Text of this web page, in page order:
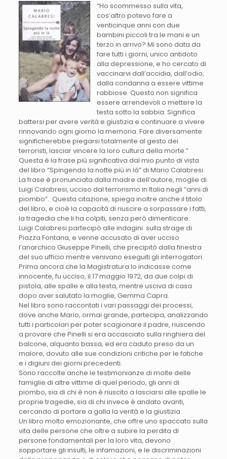
“Ho scommesso sulla vita,
cos’altro potevo fare a
venticinque anni con due
bambini piccoli tra le mani e un
terzo in arrivo? Mi sono data da
fare tutti i giorni, unico antidoto
alla depressione, e ho cercato di
vaccinarvi dall’accidia, dall’odio,
dalla condanna a essere vittime
rabbiose. Questo non significa
essere arrendevoli o mettere la
testa sotto la sabbia. Significa
battersi per avere verità e giustizia e continuare a vivere
rinnovando ogni giorno la memoria. Fare diversamente
significherebbe piegarsi totalmente al gesto dei
terroristi, lasciar vincere la loro cultura della morte.”
Questa è la frase più significativa dal mio punto di vista
del libro “Spingendo la notte più in là” di Mario Calabresi.
La frase è pronunciata dalla madre dell’autore, moglie di
Luigi Calabresi, ucciso dal terrorismo in Italia negli “anni di
piombo”. Questa citazione, spiega inoltre anche il titolo
del libro, e cioè la capacità di riuscire a sorpassare i fatti,
la tragedia che li ha colpiti, senza però dimenticare.
Luigi Calabresi partecipò alle indagini sulla strage di
Piazza Fontana, e venne accusato di aver ucciso
l’anarchico Giuseppe Pinelli, che precipitò dalla finestra
del suo ufficio mentre venivano eseguiti gli interrogatori.
Prima ancora che la Magistratura lo indicasse come
innocente, fu ucciso, il 17 maggio 1972, da due colpi di
pistola, alle spalle e alla testa, mentre usciva di casa
dopo aver salutato la moglie, Gemma Capra.
Nel libro sono raccontati i vari passaggi dei processi,
dove anche Mario, ormai grande, partecipa, analizzando
tutti i particolari per poter scagionare il padre, riuscendo
a provare che Pinelli si era accasciato sulla ringhiera del
balcone, alquanto bassa, ed era caduto preso da un
malore, dovuto alle sue condizioni critiche per le fatiche
e i digiuni dei giorni precedenti.
Sono raccolte anche le testimonianze di molte delle
famiglie di altre vittime di quel periodo, gli anni di
piombo, sia di chi è non è riuscito a lasciarsi alle spalle le
proprie tragedie, sia di chi invece è andato avanti,
cercando di portare a galla la verità e la giustizia.
Un libro molto emozionante, che offre uno spaccato sulla
vita delle persone che oltre a subire la perdita di
persone fondamentali per la loro vita, devono
sopportare gli insulti, le infamazioni, e le discriminazioni